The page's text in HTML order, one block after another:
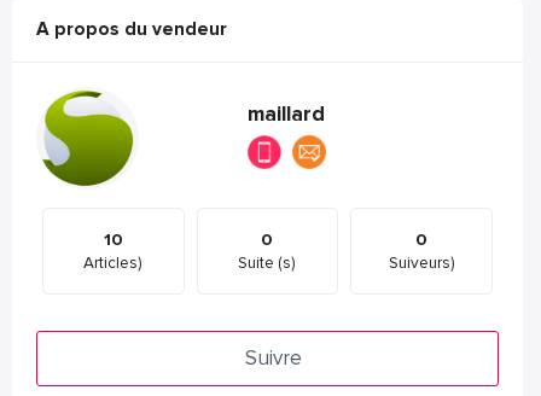
A propos du vendeur
maillard
10
Articles)
0
Suite (s)
0
Suiveurs)
Suivre